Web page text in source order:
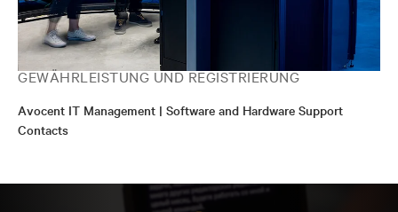
GEWÄHRLEISTUNG UND REGISTRIERUNG
Avocent IT Management | Software and Hardware Support
Contacts